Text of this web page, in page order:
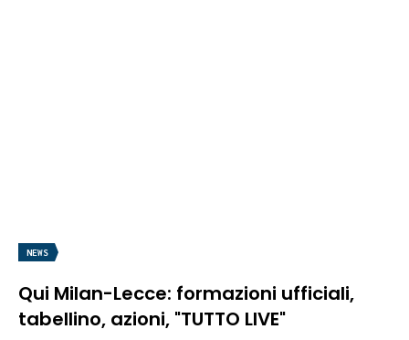
NEWS
Qui Milan-Lecce: formazioni ufficiali,
tabellino, azioni, "TUTTO LIVE"